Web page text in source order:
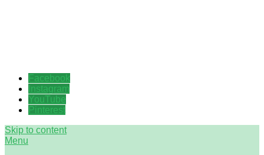
Facebook
Instagram
YouTube
Pinterest
Skip to content
Menu